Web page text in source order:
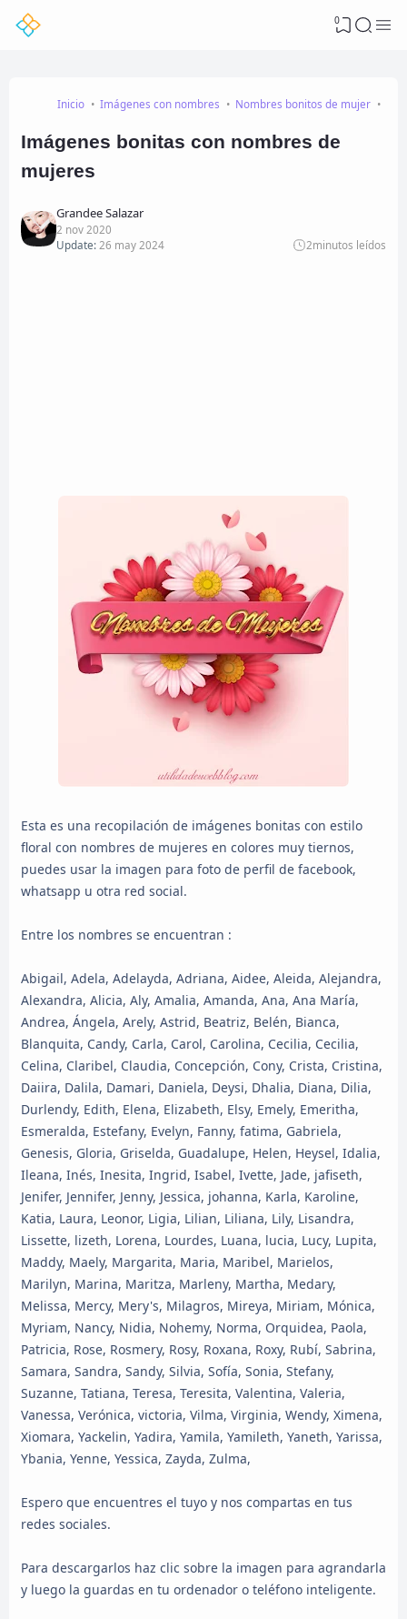
0
Inicio Imágenes con nombres Nombres bonitos de mujer
Imágenes bonitas con nombres de
mujeres
Grandee Salazar
2 nov 2020
Update: 26 may 2024 2minutos leídos
Esta es una recopilación de imágenes bonitas con estilo
floral con nombres de mujeres en colores muy tiernos,
puedes usar la imagen para foto de perfil de facebook,
whatsapp u otra red social.
Entre los nombres se encuentran :
Abigail, Adela, Adelayda, Adriana, Aidee, Aleida, Alejandra,
Alexandra, Alicia, Aly, Amalia, Amanda, Ana, Ana María,
Andrea, Ángela, Arely, Astrid, Beatriz, Belén, Bianca,
Blanquita, Candy, Carla, Carol, Carolina, Cecilia, Cecilia,
Celina, Claribel, Claudia, Concepción, Cony, Crista, Cristina,
Daiira, Dalila, Damari, Daniela, Deysi, Dhalia, Diana, Dilia,
Durlendy, Edith, Elena, Elizabeth, Elsy, Emely, Emeritha,
Esmeralda, Estefany, Evelyn, Fanny, fatima, Gabriela,
Genesis, Gloria, Griselda, Guadalupe, Helen, Heysel, Idalia,
Ileana, Inés, Inesita, Ingrid, Isabel, Ivette, Jade, jafiseth,
Jenifer, Jennifer, Jenny, Jessica, johanna, Karla, Karoline,
Katia, Laura, Leonor, Ligia, Lilian, Liliana, Lily, Lisandra,
Lissette, lizeth, Lorena, Lourdes, Luana, lucia, Lucy, Lupita,
Maddy, Maely, Margarita, Maria, Maribel, Marielos,
Marilyn, Marina, Maritza, Marleny, Martha, Medary,
Melissa, Mercy, Mery's, Milagros, Mireya, Miriam, Mónica,
Myriam, Nancy, Nidia, Nohemy, Norma, Orquidea, Paola,
Patricia, Rose, Rosmery, Rosy, Roxana, Roxy, Rubí, Sabrina,
Samara, Sandra, Sandy, Silvia, Sofía, Sonia, Stefany,
Suzanne, Tatiana, Teresa, Teresita, Valentina, Valeria,
Vanessa, Verónica, victoria, Vilma, Virginia, Wendy, Ximena,
Xiomara, Yackelin, Yadira, Yamila, Yamileth, Yaneth, Yarissa,
Ybania, Yenne, Yessica, Zayda, Zulma,
Espero que encuentres el tuyo y nos compartas en tus
redes sociales.
Para descargarlos haz clic sobre la imagen para agrandarla
y luego la guardas en tu ordenador o teléfono inteligente.